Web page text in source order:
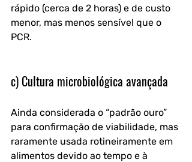
rápido (cerca de 2 horas) e de custo
menor, mas menos sensível que o
PCR.
c) Cultura microbiológica avançada
Ainda considerada o “padrão ouro”
para confirmação de viabilidade, mas
raramente usada rotineiramente em
alimentos devido ao tempo e à